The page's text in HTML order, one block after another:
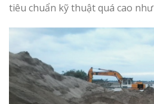
tiêu chuẩn kỹ thuật quá cao